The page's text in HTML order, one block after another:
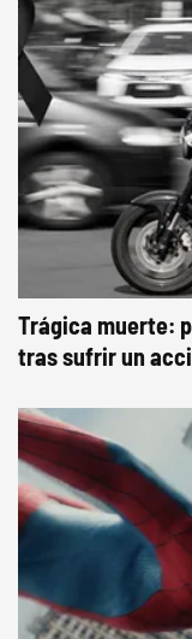
Trágica muerte:
tras sufrir un